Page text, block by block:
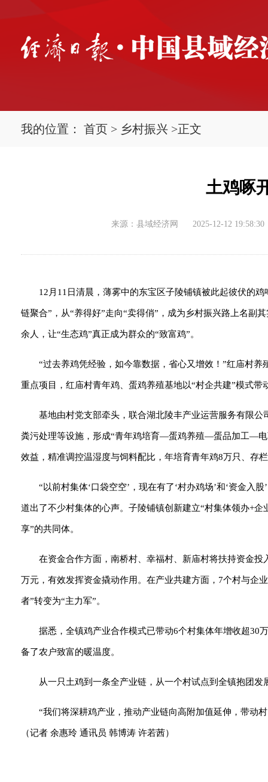
我的位置： 首页 > 乡村振兴 >正文
土鸡啄
来源：县域经济网 2025-12-12 19:58:30
12月11日清晨，薄雾中的东宝区子陵铺镇被此起彼伏的
链聚合”，从“养得好”走向“卖得俏”，成为乡村振兴路上名副
余人，让“生态鸡”真正成为群众的“致富鸡”。
“过去养鸡凭经验，如今靠数据，省心又增效！”红庙村
重点项目，红庙村青年鸡、蛋鸡养殖基地以“村企共建”模式
基地由村党支部牵头，联合湖北陵丰产业运营服务有限
粪污处理等设施，形成“青年鸡培育—蛋鸡养殖—蛋品加工—电
效益，精准调控温湿度与饲料配比，年培育青年鸡8万只、存
“以前村集体‘口袋空空’，现在有了‘村办鸡场’和‘资金入
道出了不少村集体的心声。子陵铺镇创新建立“村集体领办+
享”的共同体。
在资金合作方面，南桥村、幸福村、新庙村将扶持资金
万元，有效发挥资金撬动作用。在产业共建方面，7个村与企
者”转变为“主力军”。
据悉，全镇鸡产业合作模式已带动6个村集体年增收超30
备了农户致富的暖温度。
从一只土鸡到一条全产业链，从一个村试点到全镇抱团
“我们将深耕鸡产业，推动产业链向高附加值延伸，带动
（记者 余惠玲 通讯员 韩博涛 许若茜）